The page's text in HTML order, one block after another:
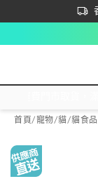
首次
首頁/寵物/貓/貓食品